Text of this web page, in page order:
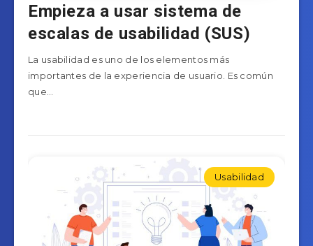
Empieza a usar sistema de
escalas de usabilidad (SUS)
La usabilidad es uno de los elementos más
importantes de la experiencia de usuario. Es común
que…
Usabilidad